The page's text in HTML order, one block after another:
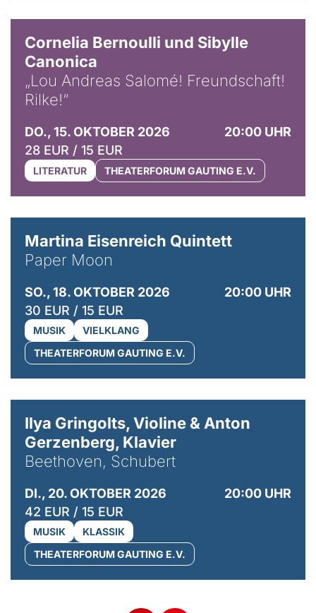
Cornelia Bernoulli und Sibylle
Canonica
„Lou Andreas Salomé! Freundschaft!
Rilke!“
DO., 15. OKTOBER 2026
20:00 UHR
28 EUR / 15 EUR
LITERATUR THEATERFORUM GAUTING E.V.
Martina Eisenreich Quintett
Paper Moon
SO., 18. OKTOBER 2026
20:00 UHR
30 EUR / 15 EUR
MUSIK
VIELKLANG
THEATERFORUM GAUTING E.V.
Ilya Gringolts, Violine & Anton
Gerzenberg, Klavier
Beethoven, Schubert
DI., 20. OKTOBER 2026
20:00 UHR
42 EUR / 15 EUR
MUSIK
KLASSIK
THEATERFORUM GAUTING E.V.